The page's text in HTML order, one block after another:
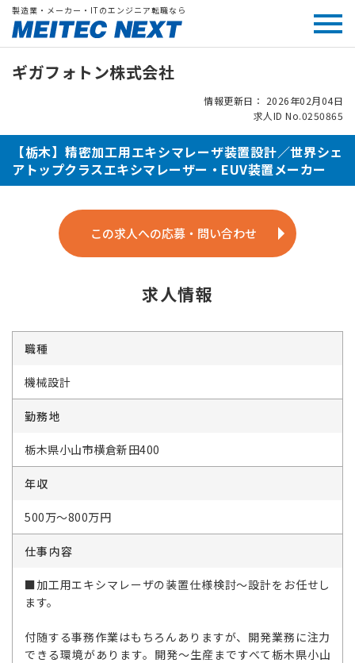
製造業・メーカー・ITのエンジニア転職なら
ギガフォトン株式会社
情報更新日： 2026年02月04日
求人ID No.0250865
【栃木】精密加工用エキシマレーザ装置設計／世界シェ
アトップクラスエキシマレーザー・EUV装置メーカー
この求人への応募・問い合わせ
求人情報
職種
機械設計
勤務地
栃木県小山市横倉新田400
年収
500万～800万円
仕事内容
■加工用エキシマレーザの装置仕様検討～設計をお任せし
ます。
付随する事務作業はもちろんありますが、開発業務に注力
できる環境があります。開発～生産まですべて栃木県小山